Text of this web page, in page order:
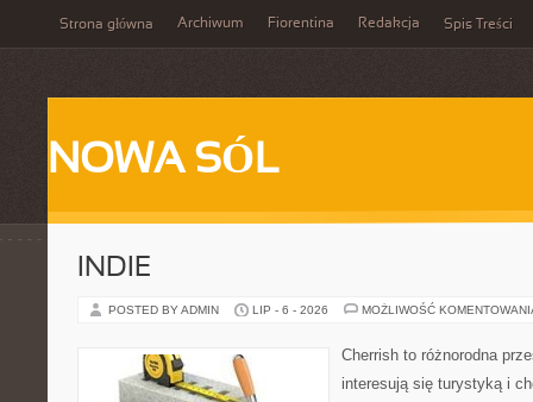
Strona główna Archiwum Fiorentina Redakcja Spis Treści
NOWA SÓL
INDIE
POSTED BY ADMIN LIP - 6 - 2026 MOŻLIWOŚĆ
Cherrish to różnorodna
interesują się turystyką i